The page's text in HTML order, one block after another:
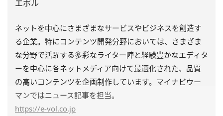
エボル
ネットを中心にさまざまなサービスやビジネスを創造す
る企業。特にコンテンツ開発分野においては、さまざま
な分野で活躍する多彩なライター陣と経験豊かなエディタ
ーを中心に各ネットメディア向けて最適化された、品質
の高いコンテンツを企画制作しています。マイナビウー
マンではニュース記事を担当。
https://e-vol.co.jp